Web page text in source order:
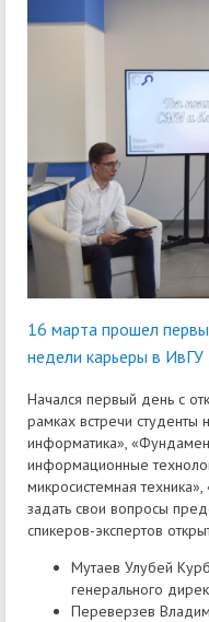
16 марта прошел
недели карьеры в ИвГУ
Начался первый день с
рамках встречи студенты
информатика»,
информационные
микросистемная
задать свои вопросы
спикеров-экспертов
Мутаев Улубей
генерального
Переверзев